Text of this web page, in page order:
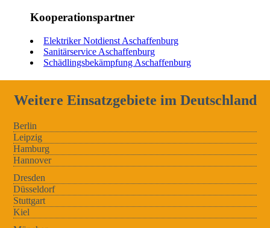
Kooperationspartner
Elektriker Notdienst Aschaffenburg
Sanitärservice Aschaffenburg
Schädlingsbekämpfung Aschaffenburg
Weitere Einsatzgebiete im Deutschland
Berlin
Leipzig
Hamburg
Hannover
Dresden
Düsseldorf
Stuttgart
Kiel